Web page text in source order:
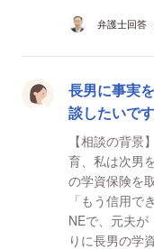
弁護士回答
長男に事実
談したいです
【相談の背景
育、私は次男
の学資保険を
「もう信用できな
NEで、元夫
りに長男の学